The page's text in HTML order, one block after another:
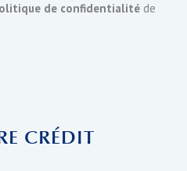
de confidentialité de
CRÉDIT